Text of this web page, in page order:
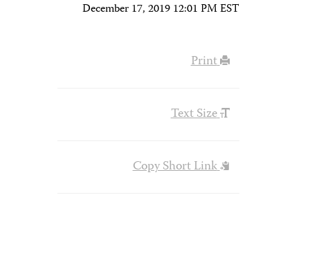
December 17, 2019 12:01 PM EST
Print
Text Size
Copy Short Link